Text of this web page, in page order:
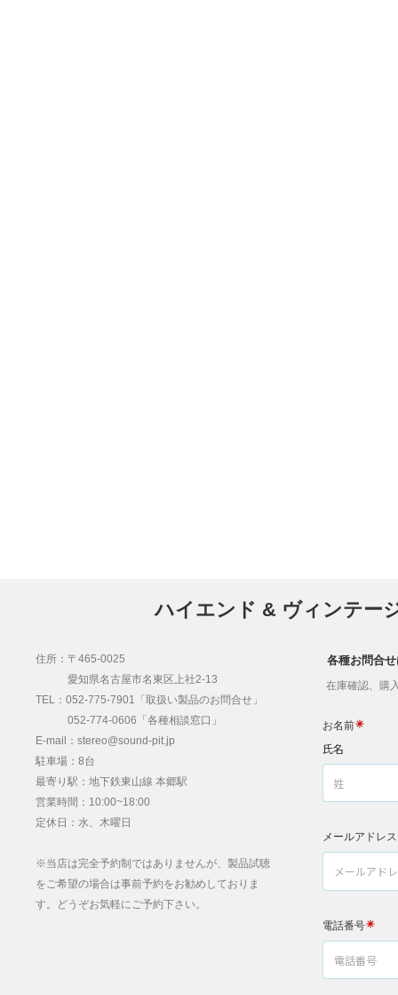
ハイエンド & ヴィンテー
住所：〒465-0025
愛知県名古屋市名東区上社2-13
TEL：052-775-7901「取扱い製品のお問合せ」
052-774-0606「各種相談窓口」
E-mail：stereo@sound-pit.jp
駐車場：8台
最寄り駅：地下鉄東山線 本郷駅
営業時間：10:00~18:00
定休日：水、木曜日
※当店は完全予約制ではありませんが、製品試聴
をご希望の場合は事前予約をお勧めしておりま
す。どうぞお気軽にご予約下さい。
各種お問合
在庫確認、購